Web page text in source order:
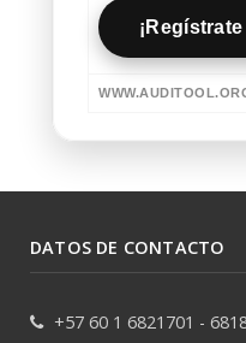
DATOS DE CONTACTO
+57 60 1 6821701 -